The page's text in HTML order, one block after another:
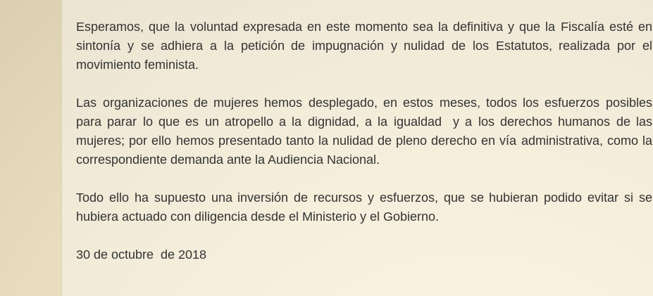
Esperamos, que la voluntad expresada en este momento sea la definitiva y que la Fiscalía esté en
sintonía y se adhiera a la petición de impugnación y nulidad de los Estatutos, realizada por el
movimiento feminista.
Las organizaciones de mujeres hemos desplegado, en estos meses, todos los esfuerzos posibles
para parar lo que es un atropello a la dignidad, a la igualdad y a los derechos humanos de las
mujeres; por ello hemos presentado tanto la nulidad de pleno derecho en vía administrativa, como la
correspondiente demanda ante la Audiencia Nacional.
Todo ello ha supuesto una inversión de recursos y esfuerzos, que se hubieran podido evitar si se
hubiera actuado con diligencia desde el Ministerio y el Gobierno.
30 de octubre de 2018